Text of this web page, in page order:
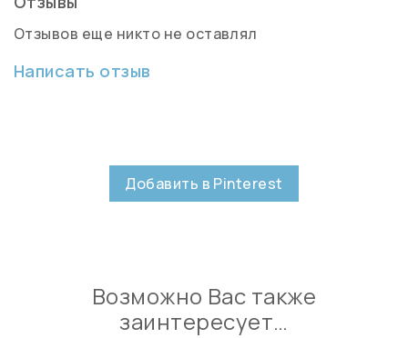
Отзывов еще никто не оставлял
Написать отзыв
Добавить в Pinterest
Возможно Вас также
заинтересует…